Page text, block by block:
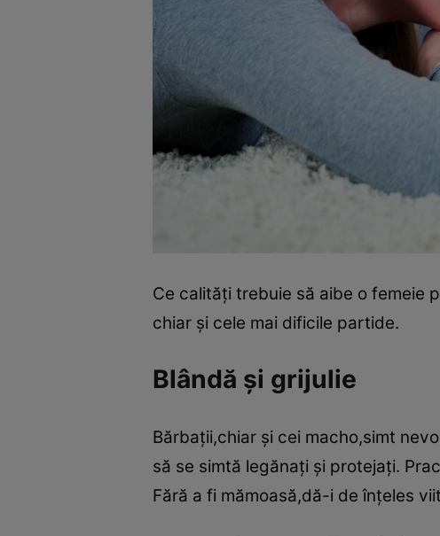
Ce calităţi trebuie să aibe o femeie
chiar şi cele mai dificile partide.
Blândă şi grijulie
Bărbaţii,chiar şi cei macho,simt
să se simtă legănaţi şi protejaţi.
Fără a fi mămoasă,dă-i de înţeles